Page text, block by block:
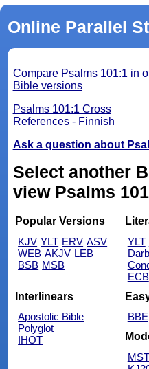
Online Parallel
Compare Psalms 101:1 in
Bible versions
Psalms 101:1 Cross
References - Finnish
Ask a question about
Select another
view Psalms
Popular Versions
KJV YLT ERV ASV
WEB AKJV LEB
BSB MSB
YLT
ECB
Interlinears
Apostolic Bible
Polyglot
IHOT
BBE